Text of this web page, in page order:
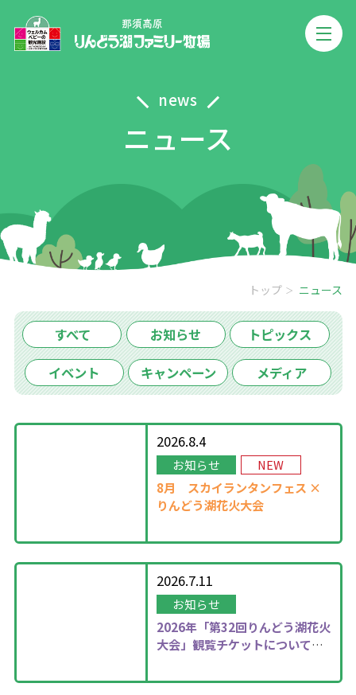
news
ニュース
トップ ニュース
すべて お知らせ トピックス
イベント キャンペーン メディア
2026.8.4
お知らせ NEW
8月 スカイランタンフェス ×
りんどう湖花火大会
2026.7.11
お知らせ
2026年 「第32回りんどう湖花火
大会」観覧チケットについて更